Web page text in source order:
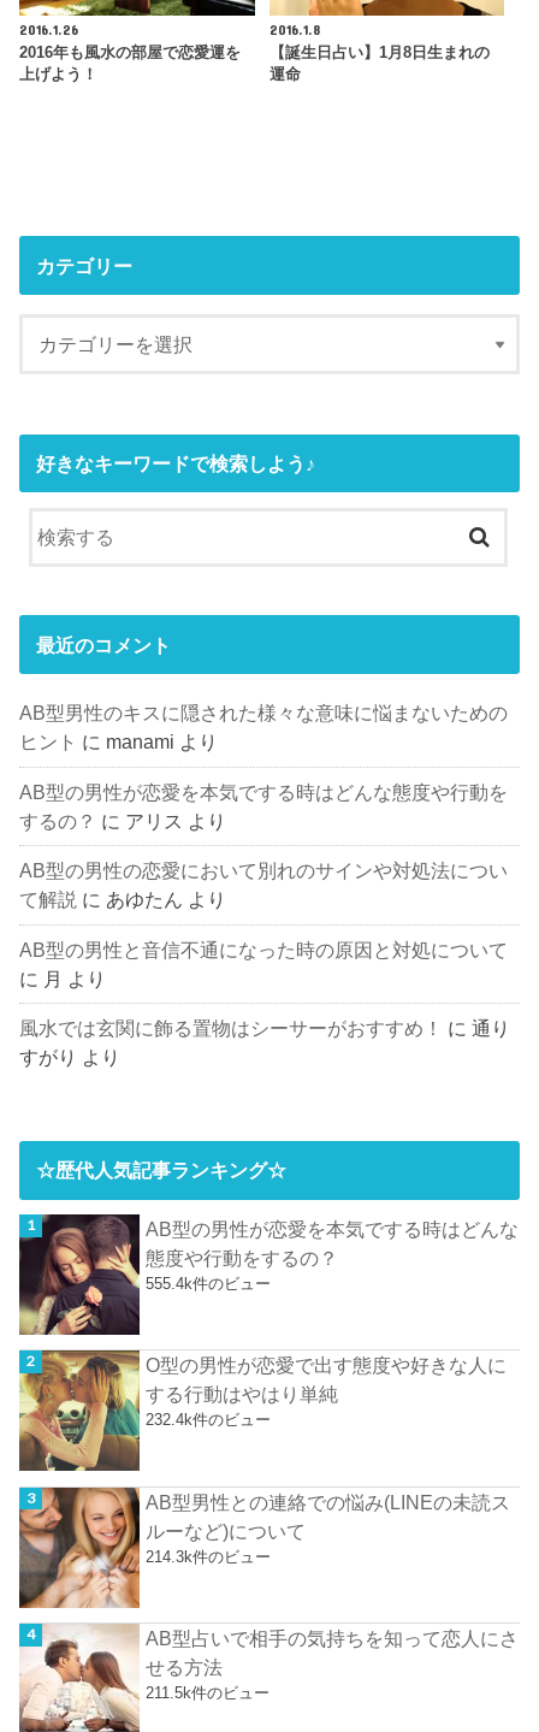
2016.1.26
2016年も風水の部屋で恋愛運を
上げよう！
2016.1.8
【誕生日占い】1月8日生まれの
運命
カテゴリー
好きなキーワードで検索しよう♪
最近のコメント
AB型男性のキスに隠された様々な意味に悩まないための
ヒント に manami より
AB型の男性が恋愛を本気でする時はどんな態度や行動を
するの？ に アリス より
AB型の男性の恋愛において別れのサインや対処法につい
て解説 に あゆたん より
AB型の男性と音信不通になった時の原因と対処について
に 月 より
風水では玄関に飾る置物はシーサーがおすすめ！ に通り
すがり より
☆歴代人気記事ランキング☆
AB型の男性が恋愛を本気でする時はどんな
態度や行動をするの？
555.4k件のビュー
O型の男性が恋愛で出す態度や好きな人に
する行動はやはり単純
232.4k件のビュー
AB型男性との連絡での悩み(LINEの未読ス
ルーなど)について
214.3k件のビュー
AB型占いで相手の気持ちを知って恋人にさ
せる方法
211.5k件のビュー